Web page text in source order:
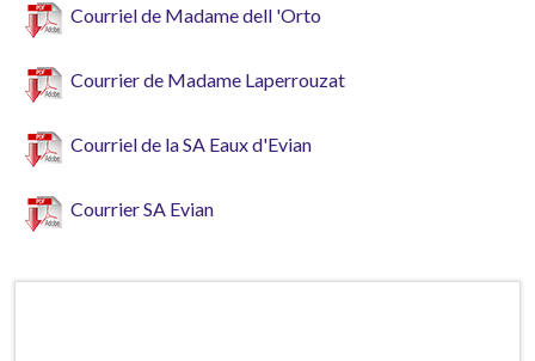
Courriel de Madame dell 'Orto
Courrier de Madame Laperrouzat
Courriel de la SA Eaux d'Evian
Courrier SA Evian